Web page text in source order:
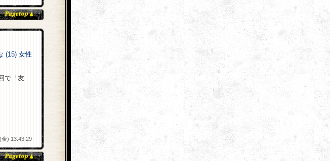
(15) 女性
で「友
金) 13:43:29